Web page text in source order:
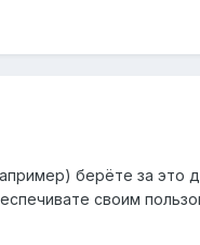
берёте за это
своим